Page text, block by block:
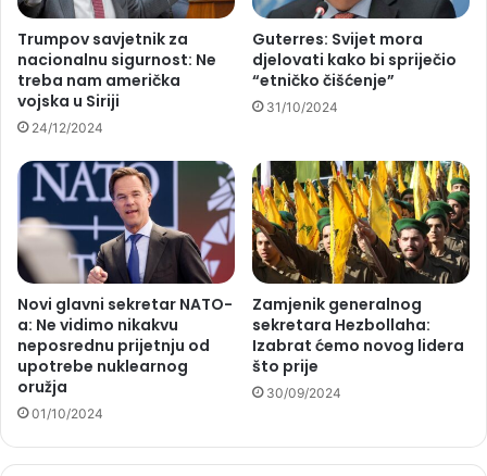
Trumpov savjetnik za
nacionalnu sigurnost: Ne
treba nam američka
vojska u Siriji
24/12/2024
Guterres: Svijet mora
djelovati kako bi spriječio
“etničko čišćenje”
31/10/2024
Novi glavni sekretar NATO-
a: Ne vidimo nikakvu
neposrednu prijetnju od
upotrebe nuklearnog
oružja
01/10/2024
Zamjenik generalnog
sekretara Hezbollaha:
Izabrat ćemo novog lidera
što prije
30/09/2024